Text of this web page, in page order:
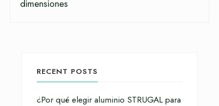
dimensiones
RECENT POSTS
¿Por qué elegir aluminio STRUGAL para